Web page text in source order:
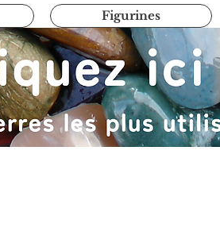
Figurines